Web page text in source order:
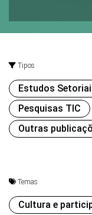
Tipos
Estudos
Pesquisas TIC
Outras
Temas
Cultura e